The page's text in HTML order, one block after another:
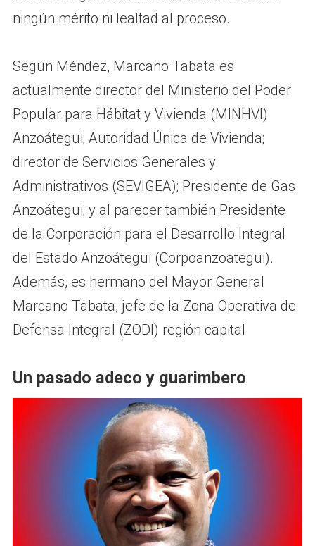
ningún mérito ni lealtad al proceso.
Según Méndez, Marcano Tabata es
actualmente director del Ministerio del Poder
Popular para Hábitat y Vivienda (MINHVI)
Anzoátegui; Autoridad Única de Vivienda;
director de Servicios Generales y
Administrativos (SEVIGEA); Presidente de Gas
Anzoátegui; y al parecer también Presidente
de la Corporación para el Desarrollo Integral
del Estado Anzoátegui (Corpoanzoategui).
Además, es hermano del Mayor General
Marcano Tabata, jefe de la Zona Operativa de
Defensa Integral (ZODI) región capital.
Un pasado adeco y guarimbero